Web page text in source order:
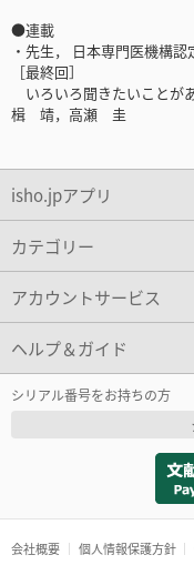
●連載
・先生， 日本専門医機構
［最終回］
いろいろ聞きたいこと
楫 靖，高瀬 圭
isho.jpアプリ
カテゴリー
アカウントサービス
ヘルプ＆ガイド
シリアル番号をお持ちの方
会社概要 個人情報保護方針